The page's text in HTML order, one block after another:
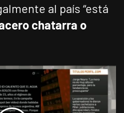
al país “está
chatarra o